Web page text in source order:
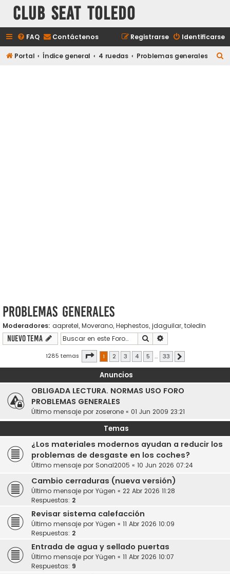
Club Seat Toledo
FAQ Contáctenos Identificarse
Registrarse
Portal Índice general 4 ruedas Problemas generales
Problemas generales
Moderadores: aapretel, Moverano, Hephestos, jdaguilar, toledin
Nuevo Tema Buscar
1285 temas Página de 33
1 2 3 4 5 … 33
Anuncios
OBLIGADA LECTURA. NORMAS USO FORO
PROBLEMAS GENERALES
Último mensaje por zoserone « 01 Jun 2009 23:21
Temas
¿Los materiales modernos ayudan a reducir los
problemas de desgaste en los coches?
Último mensaje por Sonal2005 « 10 Jun 2026 07:24
Cambio cerraduras (nueva versión)
Último mensaje por Yügen « 22 Abr 2026 11:28
Respuestas: 2
Revisar sistema calefacción
Último mensaje por Yügen « 11 Abr 2026 10:09
Respuestas: 2
Entrada de agua y sellado puertas
Último mensaje por Yügen « 11 Abr 2026 10:07
Respuestas: 9